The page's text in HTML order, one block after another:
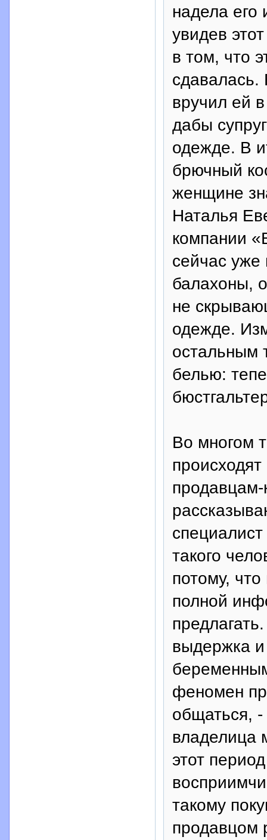
надела
увидев
в том, что
сдавалась.
вручил ей
дабы
одежде. В
брючный
женщине
Наталья
компании
сейчас уже
балахоны,
не
одежде.
остальным
белью:
Во многом
продавцам-
такого
потому,
полной
выдержка
феномен
общаться,
владелица
этот
такому
продавцом